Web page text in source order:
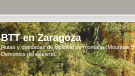
BTT en Zaragoza
Rutas y quedadas de bicicleta de montaña (Mountain
Demonios del desierto...